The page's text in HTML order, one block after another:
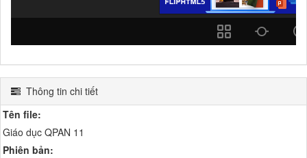
Thông tin chi tiết
Tên file:
Giáo dục QPAN 11
Phiên bản: